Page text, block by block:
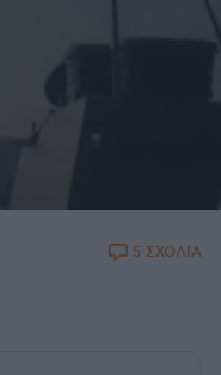
5 ΣΧΟΛΙΑ